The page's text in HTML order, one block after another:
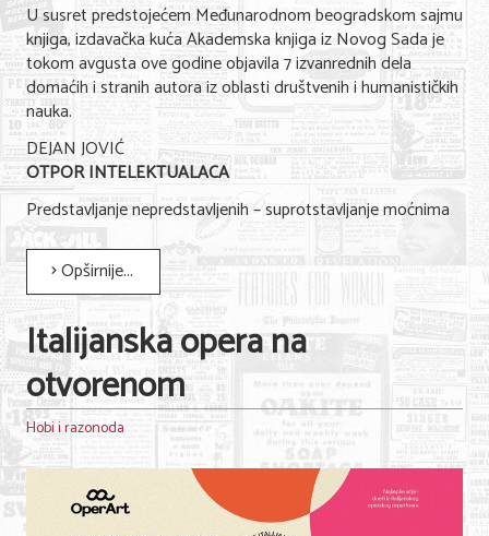
U susret predstojećem Međunarodnom beogradskom sajmu
knjiga, izdavačka kuća Akademska knjiga iz Novog Sada je
tokom avgusta ove godine objavila 7 izvanrednih dela
domaćih i stranih autora iz oblasti društvenih i humanističkih
nauka.
DEJAN JOVIĆ
OTPOR INTELEKTUALACA
Predstavljanje nepredstavljenih – suprotstavljanje moćnima
Opširnije...
Italijanska opera na
otvorenom
Hobi i razonoda